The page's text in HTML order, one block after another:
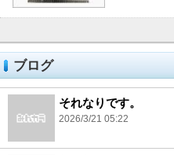
ブログ
それなりです。
2026/3/21 05:22